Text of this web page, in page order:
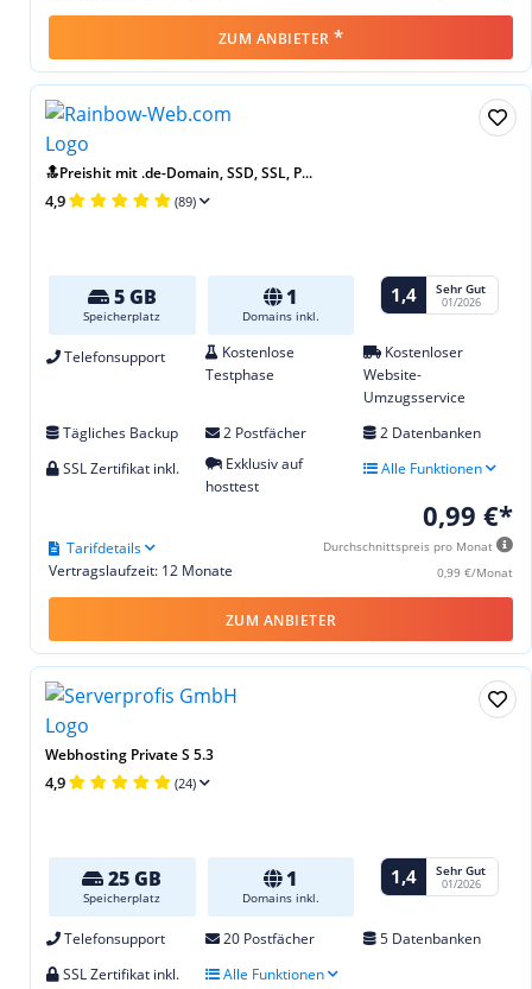
ZUM ANBIETER *
🔝Preishit mit .de-Domain, SSD, SSL, P...
4,9 (89)
5 GB
Speicherplatz
1
Domains inkl.
1,4 Sehr Gut
01/2026
Telefonsupport
Kostenlose
Testphase
Kostenloser
Website-
Umzugsservice
Tägliches Backup
2 Postfächer
2 Datenbanken
SSL Zertifikat inkl.
Exklusiv auf
hosttest
Alle Funktionen
0,99 €*
Durchschnittspreis pro Monat
0,99 €/Monat
Vertragslaufzeit: 12 Monate
Tarifdetails
ZUM ANBIETER
Webhosting Private S 5.3
4,9 (24)
25 GB
Speicherplatz
1
Domains inkl.
1,4 Sehr Gut
01/2026
Telefonsupport 20 Postfächer
5 Datenbanken
SSL Zertifikat inkl.
Alle Funktionen